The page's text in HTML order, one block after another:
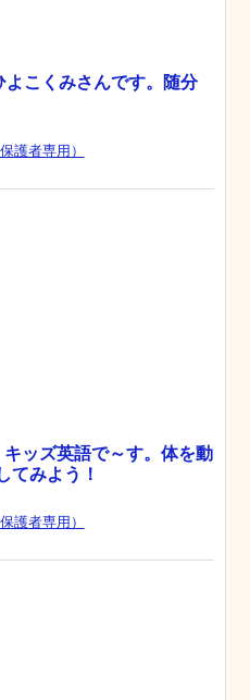
こくみさんです。随分
護者専用）
ッズ英語で～す。体を動
てみよう！
護者専用）